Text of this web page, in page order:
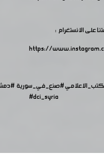
على الانستغرام :
https://
#صنع_في_سورية
#dci_syria